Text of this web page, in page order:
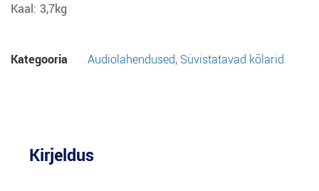
Kaal: 3,7kg
Kategooria Audiolahendused, Süvistatavad kõlarid
Kirjeldus